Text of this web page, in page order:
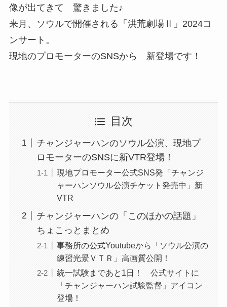
像が出てきて 驚きました♪
来月、ソウルで開催される「洪荒劇場Ⅱ」2024コ
ンサート。
現地のプロモーターのSNSから 新登場です！
目次
チャンジャーハンのソウル公演、現地プ
ロモーターのSNSに新VTR登場！
現地プロモーター公式SNS発「チャンジ
ャーハンソウル公演チケット発売中」新
VTR
チャンジャーハンの「このほかの話題」
ちょこっとまとめ
事務所の公式Youtubeから「ソウル公演の
練習光景ＶＴＲ」高画質公開！
統一試験まであと1日！ 公式サイトに
「チャンジャーハン試験監督」アイコン
登場！